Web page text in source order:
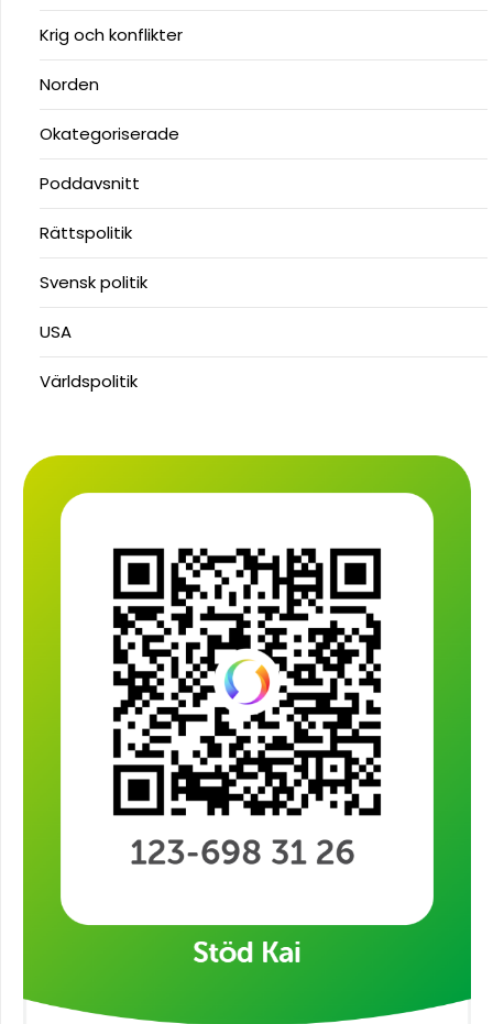
Krig och konflikter
Norden
Okategoriserade
Poddavsnitt
Rättspolitik
Svensk politik
USA
Världspolitik